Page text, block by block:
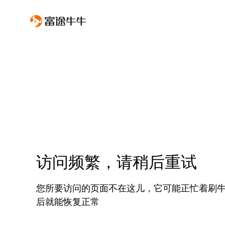
访问频繁，请稍后重试
您所要访问的页面不在这儿，它可能正忙着刷
后就能恢复正常